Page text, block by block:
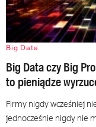
Big Data
Big Data czy Big
to pieniądze
Firmy nigdy wcześniej
jednocześnie nigdy nie